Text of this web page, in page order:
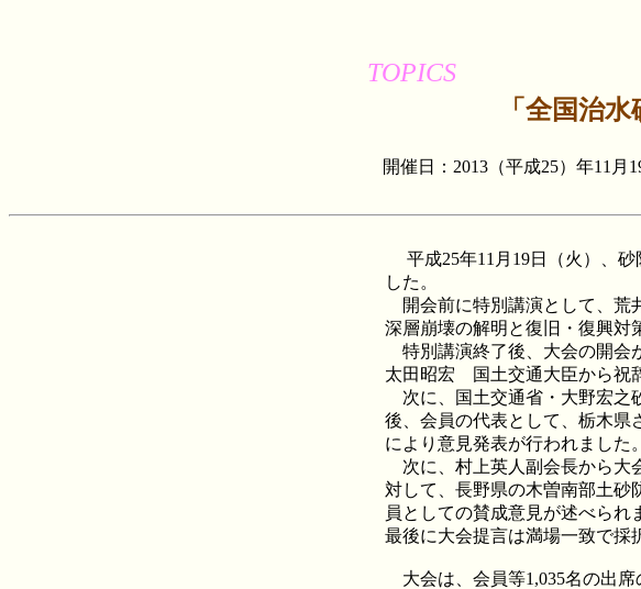
TOPICS
「全国治
開催日：2013（平成25）年11
平成25年11月19日（火）、砂
した。
開会前に特別講演として、荒
深層崩壊の解明と復旧・復興対
特別講演終了後、大会の開会
太田昭宏 国土交通大臣から祝
次に、国土交通省・大野宏之
後、会員の代表として、栃木
により意見発表が行われました。
次に、村上英人副会長から大
対して、長野県の木曽南部土
員としての賛成意見が述べられ
最後に大会提言は満場一致で採
大会は、会員等1,035名の出